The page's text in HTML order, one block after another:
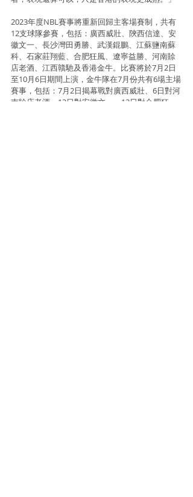
2023年度NBL賽事將重新回歸主客場賽制，共有
12支球隊參賽，包括：廣西威壯、陝西信達、安
徽文一、長沙灣田勇勝、武漢錕鵬、江蘇鹽南蘇
科、石家莊翔藍、合肥狂風、遼寧益勝、河南賒
店老酒、江西贛馳及香港金牛。比賽將於7月2日
至10月6日期間上演，金牛隊在7月份共有6場主場
賽事，包括：7月2日揭幕戰對廣西威壯、6日對河
南賖店老酒、12日對安徽文一、13日對合肥狂